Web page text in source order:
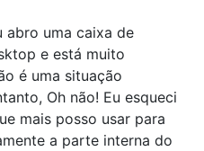
abro uma caixa de
e está muito
é uma situação
Oh não! Eu esqueci
mais posso usar para
a parte interna do